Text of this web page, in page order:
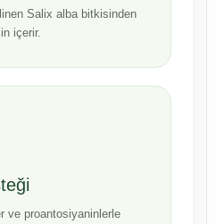
Salix alba bitkisinden
içerir.
ve proantosiyaninlerle